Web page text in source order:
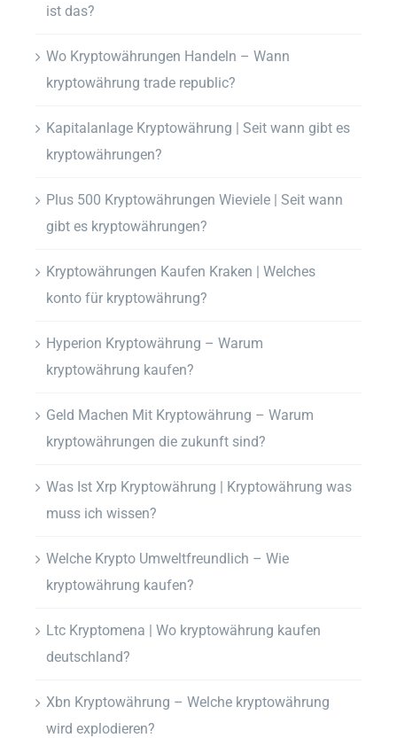
ist das?
Wo Kryptowährungen Handeln – Wann
kryptowährung trade republic?
Kapitalanlage Kryptowährung | Seit wann gibt es
kryptowährungen?
Plus 500 Kryptowährungen Wieviele | Seit wann
gibt es kryptowährungen?
Kryptowährungen Kaufen Kraken | Welches
konto für kryptowährung?
Hyperion Kryptowährung – Warum
kryptowährung kaufen?
Geld Machen Mit Kryptowährung – Warum
kryptowährungen die zukunft sind?
Was Ist Xrp Kryptowährung | Kryptowährung was
muss ich wissen?
Welche Krypto Umweltfreundlich – Wie
kryptowährung kaufen?
Ltc Kryptomena | Wo kryptowährung kaufen
deutschland?
Xbn Kryptowährung – Welche kryptowährung
wird explodieren?